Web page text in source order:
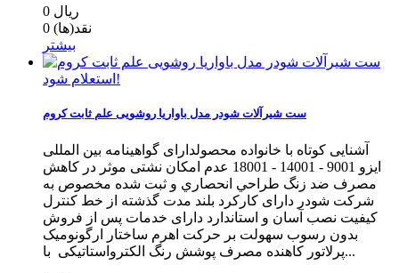
0 ریال
0 نقد(ها)
بیشتر
استعلام شود!
ست شیرآلات شودر مدل باواریا روشویی علم ثابت کروم
آشنایی کوتاه با خانواده محصولدارای گواهینامه بین المللی
ایزو 9001 - 14001 - 18001 عدم امکان نشتی موثر در کاهش
مصرف ضد زنگ طراحي انحصاري و ثبت شده مخصوص به
شرکت شودر دارای کارکرد بلند مدت گذشته از خط كنترل
كيفيت نصب آسان و استاندارد دارای خدمات پس از فروش
بدون رسوب سهولت بر حرکت اهرم ساختار ارگونومیک
پرلاتور کاهنده مصرف پوشش رنگ الکترواستاتیکی با...